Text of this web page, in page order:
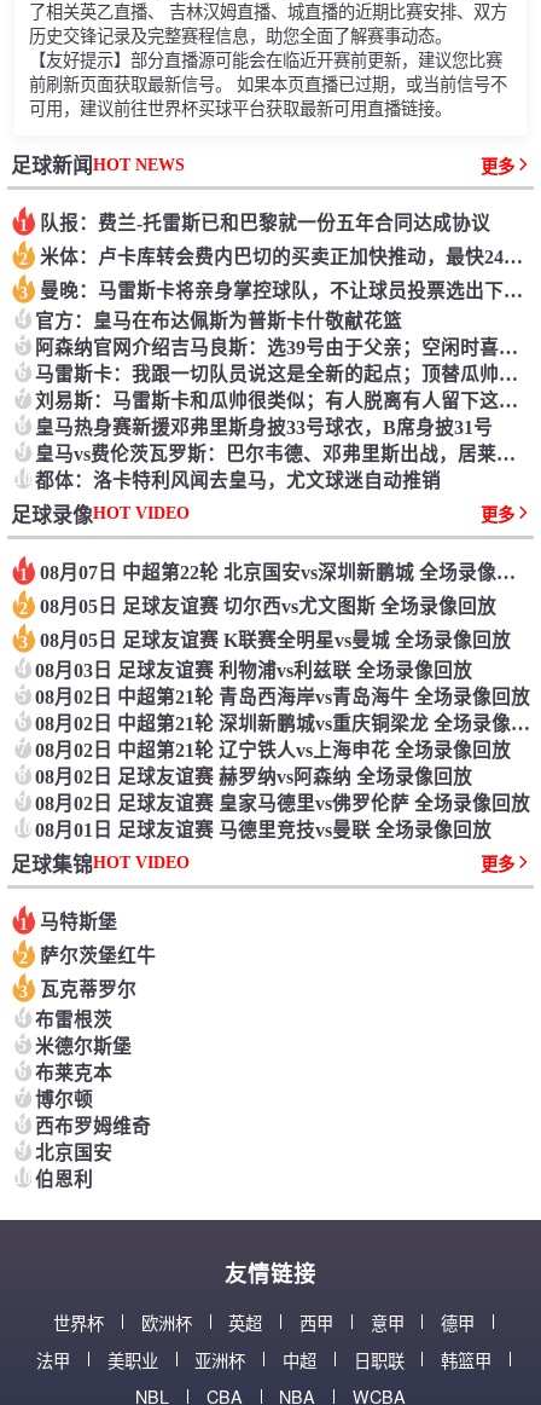
了相关英乙直播、 吉林汉姆直播、城直播的近期比赛安排、双方
历史交锋记录及完整赛程信息，助您全面了解赛事动态。
【友好提示】部分直播源可能会在临近开赛前更新，建议您比赛
前刷新页面获取最新信号。 如果本页直播已过期，或当前信号不
可用，建议前往世界杯买球平台获取最新可用直播链接。
足球新闻HOT NEWS 更多
1 队报：费兰-托雷斯已和巴黎就一份五年合同达成协议
2 米体：卢卡库转会费内巴切的买卖正加快推动，最快24小时敲定
3 曼晚：马雷斯卡将亲身掌控球队，不让球员投票选出下一任队长
4 官方：皇马在布达佩斯为普斯卡什敬献花篮
5 阿森纳官网介绍吉马良斯：选39号由于父亲；空闲时喜欢垂钓
6 马雷斯卡：我跟一切队员说这是全新的起点；顶替瓜帅没有压力
7 刘易斯：马雷斯卡和瓜帅很类似；有人脱离有人留下这便是足球
8 皇马热身赛新援邓弗里斯身披33号球衣，B席身披31号
9 皇马vs费伦茨瓦罗斯：巴尔韦德、邓弗里斯出战，居莱尔首发
10都体：洛卡特利风闻去皇马，尤文球迷自动推销
足球录像HOT VIDEO 更多
1 08月07日 中超第22轮 北京国安vs深圳新鹏城 全场录像回放
2 08月05日 足球友谊赛 切尔西vs尤文图斯 全场录像回放
3 08月05日 足球友谊赛 K联赛全明星vs曼城 全场录像回放
4 08月03日 足球友谊赛 利物浦vs利兹联 全场录像回放
5 08月02日 中超第21轮 青岛西海岸vs青岛海牛 全场录像回放
6 08月02日 中超第21轮 深圳新鹏城vs重庆铜梁龙 全场录像回放
7 08月02日 中超第21轮 辽宁铁人vs上海申花 全场录像回放
8 08月02日 足球友谊赛 赫罗纳vs阿森纳 全场录像回放
9 08月02日 足球友谊赛 皇家马德里vs佛罗伦萨 全场录像回放
1008月01日 足球友谊赛 马德里竞技vs曼联 全场录像回放
足球集锦HOT VIDEO 更多
1 马特斯堡
2 萨尔茨堡红牛
3 瓦克蒂罗尔
4 布雷根茨
5 米德尔斯堡
6 布莱克本
7 博尔顿
8 西布罗姆维奇
9 北京国安
10伯恩利
友情链接
世界杯 欧洲杯 英超 西甲 意甲
德甲
法甲
美职业 亚洲杯 中超 日职联
韩篮甲
NBL
CBA NBA WCBA